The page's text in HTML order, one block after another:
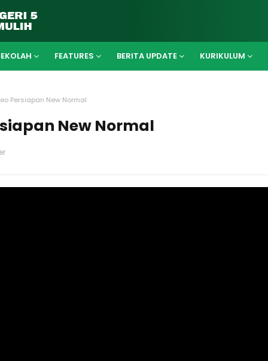
FEATURES BERITA UPDATE KURIKULUM
Persiapan New Normal
New Normal